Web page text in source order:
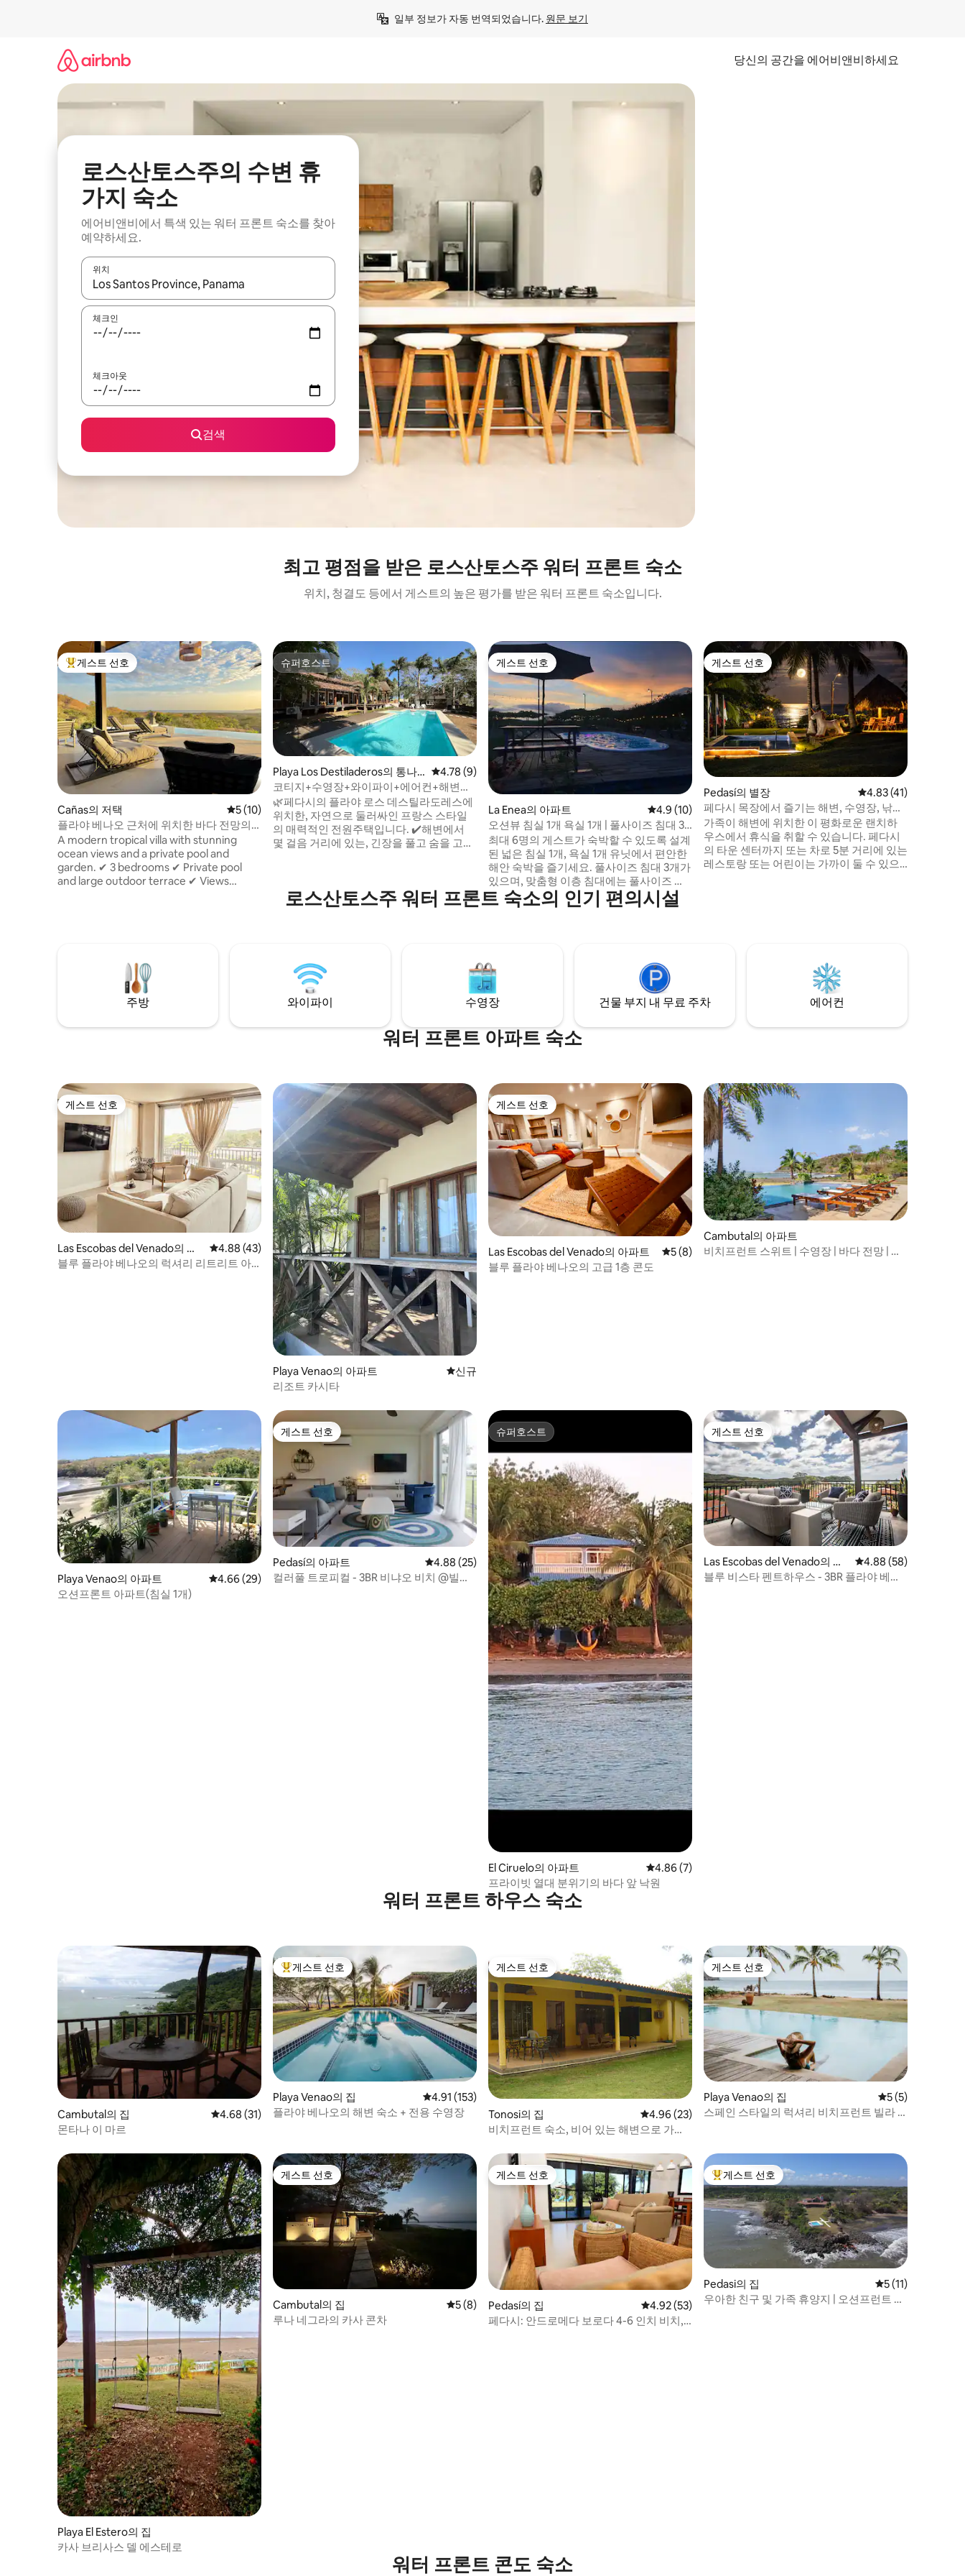
일부 정보가 자동 번역되었습니다. 원문 보기
당신의 공간을 에어비앤비하세요
로스산토스주의 수변 휴
가지 숙소
에어비앤비에서 특색 있는 워터 프론트 숙소를 찾아
예약하세요.
위치
결과가 나오면 위·아래 화살표 키를 사용하거나 터치 또는 스와이프 동작으로 탐색하세요.
체크인
체크아웃
검색
최고 평점을 받은 로스산토스주 워터 프론트 숙소
위치, 청결도 등에서 게스트의 높은 평가를 받은 워터 프론트 숙소입니다.
상위 게스트 선호
게스트 선호
Cañas의 저택 평점 5점(5점 만점), 후기 10개
5 (10)
플라야 베나오 근처에 위치한 바다 전망의
럭셔리 빌라
A modern tropical villa with stunning
ocean views and a private pool and
garden. ✔ 3 bedrooms ✔ Private pool
and large outdoor terrace ✔ Views
슈퍼호스트
슈퍼호스트
Playa Los Destiladeros의 통나
무집
평점 4.78점(5점 만점), 후기 9개
4.78 (9)
코티지+수영장+와이파이+에어컨+해변
@Playalosdestiladeros
🌿페다시의 플라야 로스 데스틸라도레스에
위치한, 자연으로 둘러싸인 프랑스 스타일
의 매력적인 전원주택입니다. ✔️해변에서
몇 걸음 거리에 있는, 긴장을 풀고 숨을 고르
는 친구들과 함께 휴식을 취하기에 이상적
인 수영장과 열린 공간을 갖추고 있습니다.
고대합니다.
게스트 선호
게스트 선호
La Enea의 아파트 평점 4.9점(5점 만점), 후기 10개
4.9 (10)
오션뷰 침실 1개 욕실 1개 | 풀사이즈 침대 3
개 | 6명 숙박 가능
최대 6명의 게스트가 숙박할 수 있도록 설계
된 넓은 침실 1개, 욕실 1개 유닛에서 편안한
해안 숙박을 즐기세요. 풀사이즈 침대 3개가
있으며, 맞춤형 이층 침대에는 풀사이즈 매
트리스 2개가 있습니다. 가족 또는 단체에
적합한 숙소입니다. 바다 전망을 즐기며 휴
대적인 편안함을 갖춘 평화로운 해변 생활
과 가깝습니다. 평화로운 숙소에서 온 가족
과 함께 휴식을 취해보세요.
게스트 선호
게스트 선호
Pedasí의 별장 평점 4.83점(5점 만점
4.83 (41)
페다시 목장에서 즐기는 해변, 수영장, 낚시,
드론 촬영
가족이 해변에 위치한 이 평화로운 랜치하
우스에서 휴식을 취할 수 있습니다. 페다시
의 타운 센터까지 또는 차로 5분 거리에 있는
레스토랑 또는 어린이는 가까이 둘 수 있으
나 투어, 낚시 여행 또는 승마에 대해 문의하
로스산토스주 워터 프론트 숙소의 인기 편의시설
주방 와이파이 수영장 건물 부지 내 무료 주차 에어컨
워터 프론트 아파트 숙소
게스트 선호
게스트 선호
Las Escobas del Venado의 아
파트
평점 4.88점(5점 만점), 후기 43개
4.88 (43)
블루 플라야 베나오의 럭셔리 리트리트 아
Playa Venao의 아파트 신규 숙소
신규
리조트 카시타
게스트 선호
게스트 선호
Las Escobas del Venado의 아파트 평점 5점(5점 만점), 후기 8개
5 (8)
블루 플라야 베나오의 고급 1층 콘도
Cambutal의 아파트
비치프런트 스위트 | 수영장 | 바다 전망 | 파
Playa Venao의 아파트 평점 4.66점(5점 만점), 후기 29개
4.66 (29)
오션프론트 아파트(침실 1개)
게스트 선호
게스트 선호
Pedasí의 아파트 평점 4.88점(5점 만점), 후기 25개
4.88 (25)
컬러풀 트로피컬 - 3BR 비냐오 비치 @빌라
슈퍼호스트
슈퍼호스트
El Ciruelo의 아파트 평점 4.86점(5점 만점), 후기 7개
4.86 (7)
프라이빗 열대 분위기의 바다 앞 낙원
게스트 선호
게스트 선호
Las Escobas del Venado의 아
파트
평점 4.88점(5점 만점),
4.88 (58)
블루 비스타 펜트하우스 - 3BR 플라야 베나
워터 프론트 하우스 숙소
Cambutal의 집 평점 4.68점(5점 만점), 후기 31개
4.68 (31)
몬타나 이 마르
상위 게스트 선호
게스트 선호
Playa Venao의 집 평점 4.91점(5점 만점), 후기 153개
4.91 (153)
플라야 베나오의 해변 숙소 + 전용 수영장
게스트 선호
게스트 선호
Tonosi의 집 평점 4.96점(5점 만점), 후기 23개
4.96 (23)
비치프런트 숙소, 비어 있는 해변으로 가는
게스트 선호
게스트 선호
Playa Venao의 집 평점 5점(5점 만점
5 (5)
스페인 스타일의 럭셔리 비치프런트 빌라 |
Playa El Estero의 집
카사 브리사스 델 에스테로
게스트 선호
게스트 선호
Cambutal의 집 평점 5점(5점 만점), 후기 8개
5 (8)
루나 네그라의 카사 콘차
게스트 선호
게스트 선호
Pedasí의 집 평점 4.92점(5점 만점), 후기 53개
4.92 (53)
페다시: 안드로메다 보로다 4-6 인치 비치,
상위 게스트 선호
게스트 선호
Pedasi의 집 평점 5점(5점 만점
5 (11)
우아한 친구 및 가족 휴양지 | 오션프런트 수
워터 프론트 콘도 숙소